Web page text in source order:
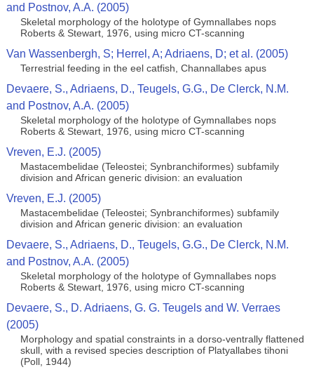
and Postnov, A.A. (2005)
Skeletal morphology of the holotype of Gymnallabes nops
Roberts & Stewart, 1976, using micro CT-scanning
Van Wassenbergh, S; Herrel, A; Adriaens, D; et al. (2005)
Terrestrial feeding in the eel catfish, Channallabes apus
Devaere, S., Adriaens, D., Teugels, G.G., De Clerck, N.M.
and Postnov, A.A. (2005)
Skeletal morphology of the holotype of Gymnallabes nops
Roberts & Stewart, 1976, using micro CT-scanning
Vreven, E.J. (2005)
Mastacembelidae (Teleostei; Synbranchiformes) subfamily
division and African generic division: an evaluation
Vreven, E.J. (2005)
Mastacembelidae (Teleostei; Synbranchiformes) subfamily
division and African generic division: an evaluation
Devaere, S., Adriaens, D., Teugels, G.G., De Clerck, N.M.
and Postnov, A.A. (2005)
Skeletal morphology of the holotype of Gymnallabes nops
Roberts & Stewart, 1976, using micro CT-scanning
Devaere, S., D. Adriaens, G. G. Teugels and W. Verraes
(2005)
Morphology and spatial constraints in a dorso-ventrally flattened
skull, with a revised species description of Platyallabes tihoni
(Poll, 1944)